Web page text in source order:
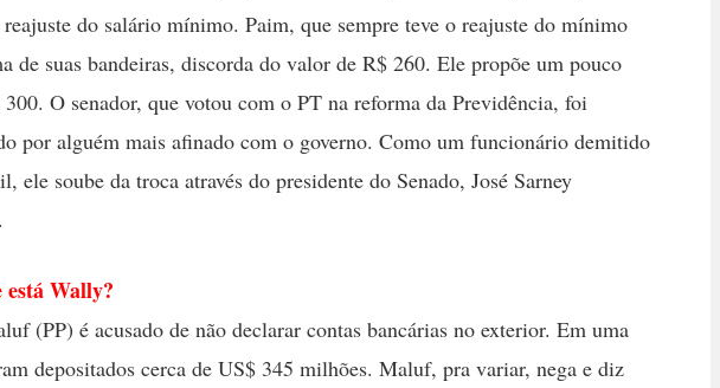
do salário mínimo. Paim, que sempre teve o reajuste do mínimo
de suas bandeiras, discorda do valor de R$ 260. Ele propõe um pouco
O senador, que votou com o PT na reforma da Previdência, foi
por alguém mais afinado com o governo. Como um funcionário demitido
ele soube da troca através do presidente do Senado, José Sarney
está Wally?
(PP) é acusado de não declarar contas bancárias no exterior. Em uma
depositados cerca de US$ 345 milhões. Maluf, pra variar, nega e diz